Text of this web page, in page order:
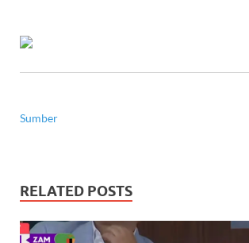
Sumber
RELATED POSTS